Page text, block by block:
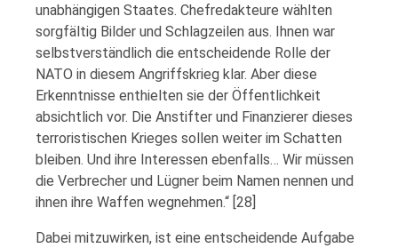
unabhängigen Staates. Chefredakteure wählten
sorgfältig Bilder und Schlagzeilen aus. Ihnen war
selbstverständlich die entscheidende Rolle der
NATO in diesem Angriffskrieg klar. Aber diese
Erkenntnisse enthielten sie der Öffentlichkeit
absichtlich vor. Die Anstifter und Finanzierer dieses
terroristischen Krieges sollen weiter im Schatten
bleiben. Und ihre Interessen ebenfalls… Wir müssen
die Verbrecher und Lügner beim Namen nennen und
ihnen ihre Waffen wegnehmen.“ [28]
Dabei mitzuwirken, ist eine entscheidende Aufgabe